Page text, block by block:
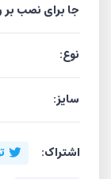
جا برای نصب
نوع:
سایز:
اشتراک: